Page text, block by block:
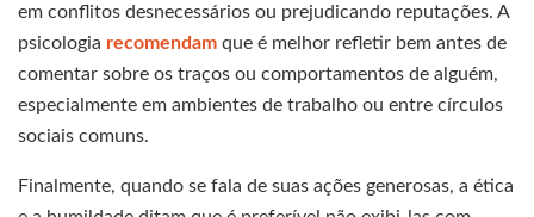
em conflitos desnecessários ou prejudicando reputações. A
psicologia recomendam que é melhor refletir bem antes de
comentar sobre os traços ou comportamentos de alguém,
especialmente em ambientes de trabalho ou entre círculos
sociais comuns.
Finalmente, quando se fala de suas ações generosas, a ética